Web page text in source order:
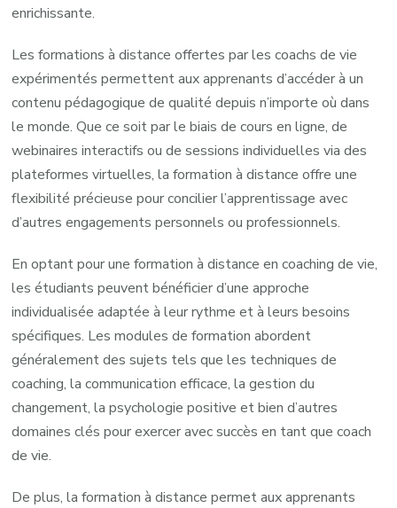
enrichissante.
Les formations à distance offertes par les coachs de vie
expérimentés permettent aux apprenants d’accéder à un
contenu pédagogique de qualité depuis n’importe où dans
le monde. Que ce soit par le biais de cours en ligne, de
webinaires interactifs ou de sessions individuelles via des
plateformes virtuelles, la formation à distance offre une
flexibilité précieuse pour concilier l’apprentissage avec
d’autres engagements personnels ou professionnels.
En optant pour une formation à distance en coaching de vie,
les étudiants peuvent bénéficier d’une approche
individualisée adaptée à leur rythme et à leurs besoins
spécifiques. Les modules de formation abordent
généralement des sujets tels que les techniques de
coaching, la communication efficace, la gestion du
changement, la psychologie positive et bien d’autres
domaines clés pour exercer avec succès en tant que coach
de vie.
De plus, la formation à distance permet aux apprenants